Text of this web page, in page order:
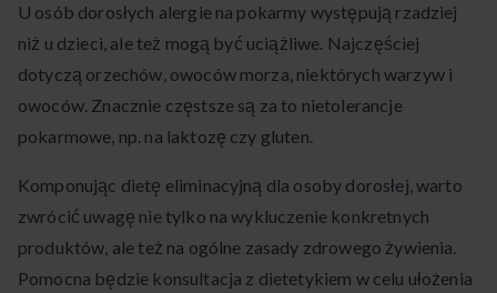
U osób dorosłych alergie na pokarmy występują rzadziej
niż u dzieci, ale też mogą być uciążliwe. Najczęściej
dotyczą orzechów, owoców morza, niektórych warzyw i
owoców. Znacznie częstsze są za to nietolerancje
pokarmowe, np. na laktozę czy gluten.
Komponując dietę eliminacyjną dla osoby dorosłej, warto
zwrócić uwagę nie tylko na wykluczenie konkretnych
produktów, ale też na ogólne zasady zdrowego żywienia.
Pomocna będzie konsultacja z dietetykiem w celu ułożenia